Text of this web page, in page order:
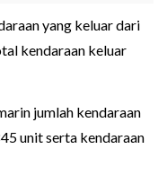
yang keluar dari
kendaraan keluar
jumlah kendaraan
unit serta kendaraan